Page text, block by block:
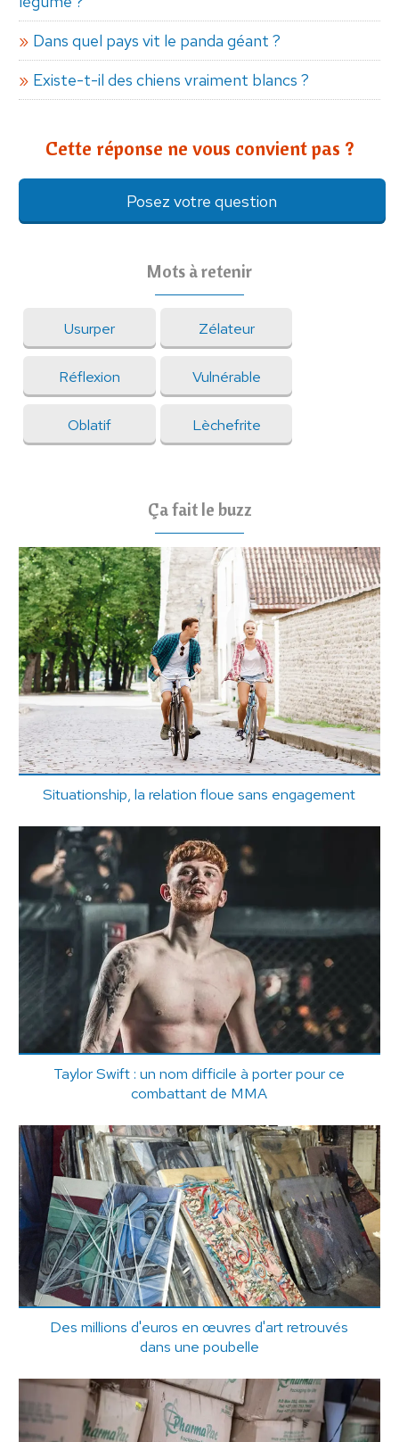
Dans quel pays vit le panda géant ?
Existe-t-il des chiens vraiment blancs ?
Cette réponse ne vous convient pas ?
Posez votre question
Mots à retenir
Usurper Zélateur
Réflexion Vulnérable
Oblatif Lèchefrite
Ça fait le buzz
Situationship, la relation floue sans engagement
Taylor Swift : un nom difficile à porter pour ce
combattant de MMA
Des millions d'euros en œuvres d'art retrouvés
dans une poubelle